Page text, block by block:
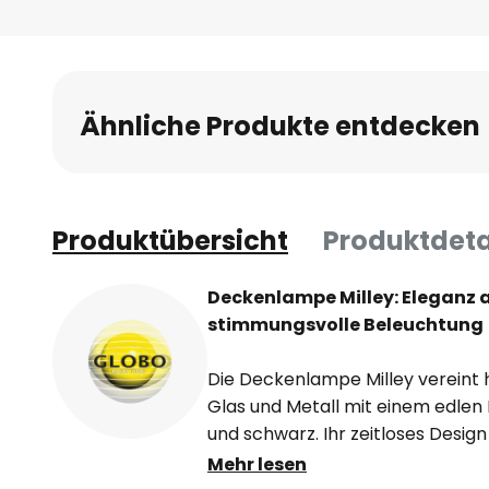
Ähnliche Produkte entdecken
Produktübersicht
Deckenlampe Milley: Eleganz
stimmungsvolle Beleuchtung
Die Deckenlampe Milley
Glas und Metall mit einem
und schwarz. Ihr zeitloses
verschiedene Wohnbereiche
Mehr lesen